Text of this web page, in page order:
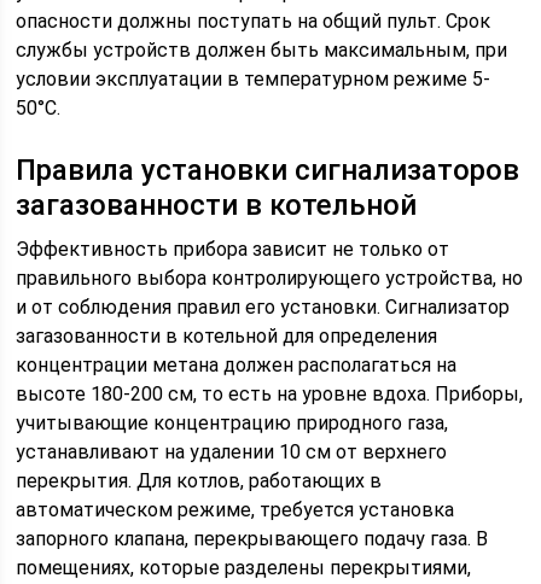
опасности должны поступать на общий пульт. Срок
службы устройств должен быть максимальным, при
условии эксплуатации в температурном режиме 5-
50°С.
Правила установки сигнализаторов
загазованности в котельной
Эффективность прибора зависит не только от
правильного выбора контролирующего устройства, но
и от соблюдения правил его установки. Сигнализатор
загазованности в котельной для определения
концентрации метана должен располагаться на
высоте 180-200 см, то есть на уровне вдоха. Приборы,
учитывающие концентрацию природного газа,
устанавливают на удалении 10 см от верхнего
перекрытия. Для котлов, работающих в
автоматическом режиме, требуется установка
запорного клапана, перекрывающего подачу газа. В
помещениях, которые разделены перекрытиями,